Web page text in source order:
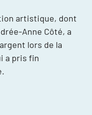
artistique, dont
Anne Côté, a
lors de la
a pris fin